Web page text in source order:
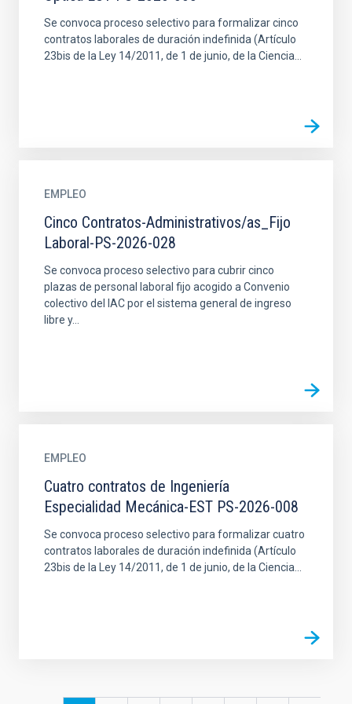
Se convoca proceso selectivo para formalizar cinco
contratos laborales de duración indefinida (Artículo
23bis de la Ley 14/2011, de 1 de junio, de la Ciencia...
EMPLEO
Cinco Contratos-Administrativos/as_Fijo
Laboral-PS-2026-028
Se convoca proceso selectivo para cubrir cinco
plazas de personal laboral fijo acogido a Convenio
colectivo del IAC por el sistema general de ingreso
libre y...
EMPLEO
Cuatro contratos de Ingeniería
Especialidad Mecánica-EST PS-2026-008
Se convoca proceso selectivo para formalizar cuatro
contratos laborales de duración indefinida (Artículo
23bis de la Ley 14/2011, de 1 de junio, de la Ciencia...